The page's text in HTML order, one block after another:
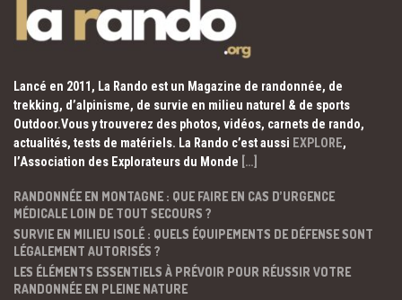
Lancé en 2011, La Rando est un Magazine de randonnée, de
trekking, d’alpinisme, de survie en milieu naturel & de sports
Outdoor.Vous y trouverez des photos, vidéos, carnets de rando,
actualités, tests de matériels. La Rando c’est aussi EXPLORE,
l’Association des Explorateurs du Monde […]
RANDONNÉE EN MONTAGNE : QUE FAIRE EN CAS D’URGENCE
MÉDICALE LOIN DE TOUT SECOURS ?
SURVIE EN MILIEU ISOLÉ : QUELS ÉQUIPEMENTS DE DÉFENSE SONT
LÉGALEMENT AUTORISÉS ?
LES ÉLÉMENTS ESSENTIELS À PRÉVOIR POUR RÉUSSIR VOTRE
RANDONNÉE EN PLEINE NATURE